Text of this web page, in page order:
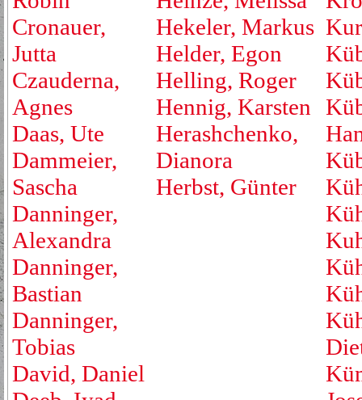
Cronauer,
Jutta
Czauderna,
Agnes
Daas, Ute
Dammeier,
Sascha
Danninger,
Alexandra
Danninger,
Bastian
Danninger,
Tobias
David, Daniel
Hekeler, Markus
Helder, Egon
Helling, Roger
Hennig, Karsten
Herashchenko,
Dianora
Herbst, Günter